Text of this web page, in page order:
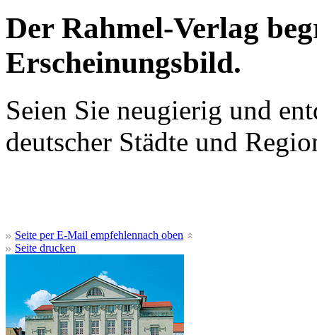
Der Rahmel-Verlag
Erscheinungsbild.
Seien Sie neugierig und
deutscher Städte und
Seite per E-Mail empfehlen
Seite drucken
nach oben